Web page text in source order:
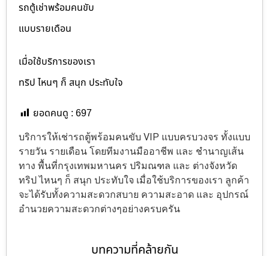
รถตู้เช่าพร้อมคนขับ
แบบรายเดือน
เมื่อใช้บริการของเรา
ทริป ไหนๆ ก็ สนุก ประทับใจ
ยอดคนดู : 697
บริการให้เช่ารถตู้พร้อมคนขับ VIP แบบครบวงจร ทั้งแบบ
รายวัน รายเดือน โดยทีมงานมืออาชีพ และ ชำนาญเส้น
ทาง พื้นที่กรุงเทพมหานคร ปริมณฑล และ ต่างจังหวัด
ทริป ไหนๆ ก็ สนุก ประทับใจ เมื่อใช้บริการของเรา ลูกค้า
จะได้รับทั้งความสะดวกสบาย ความสะอาด และ อุปกรณ์
อำนวยความสะดวกต่างๆอย่างครบครัน
บทความที่คล้ายกัน